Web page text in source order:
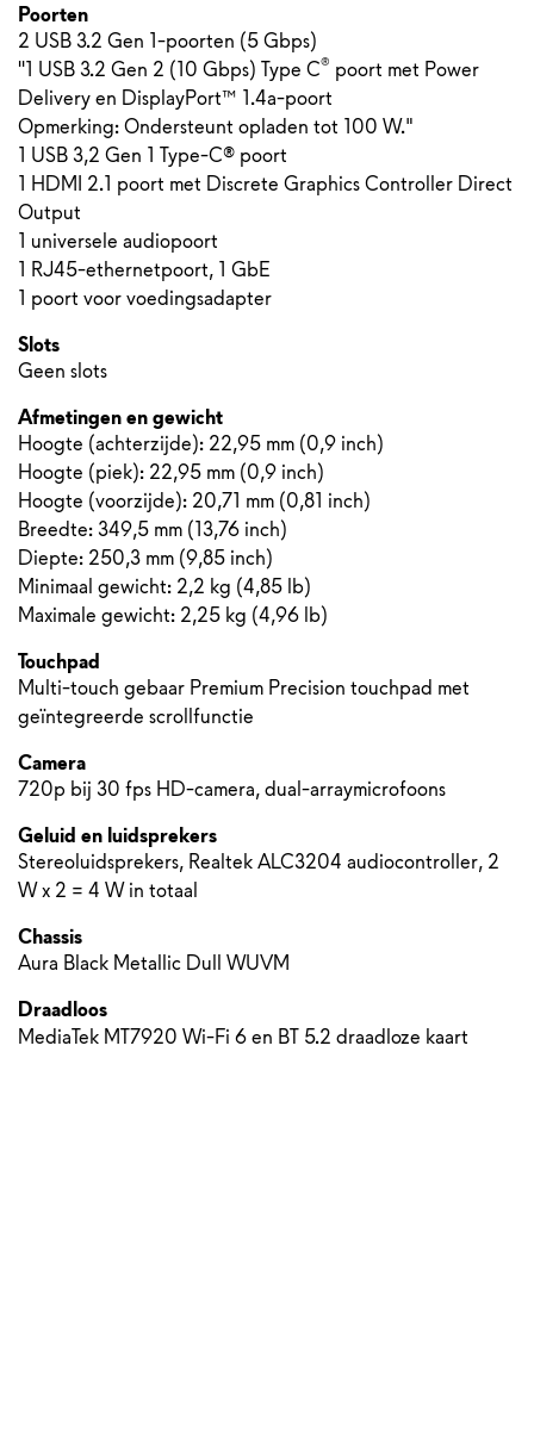
Poorten
2 USB 3.2 Gen 1-poorten (5 Gbps)
''1 USB 3.2 Gen 2 (10 Gbps) Type C® poort met Power
Delivery en DisplayPort™ 1.4a-poort
Opmerking: Ondersteunt opladen tot 100 W."
1 USB 3,2 Gen 1 Type-C® poort
1 HDMI 2.1 poort met Discrete Graphics Controller Direct
Output
1 universele audiopoort
1 RJ45-ethernetpoort, 1 GbE
1 poort voor voedingsadapter
Slots
Geen slots
Afmetingen en gewicht
Hoogte (achterzijde): 22,95 mm (0,9 inch)
Hoogte (piek): 22,95 mm (0,9 inch)
Hoogte (voorzijde): 20,71 mm (0,81 inch)
Breedte: 349,5 mm (13,76 inch)
Diepte: 250,3 mm (9,85 inch)
Minimaal gewicht: 2,2 kg (4,85 lb)
Maximale gewicht: 2,25 kg (4,96 lb)
Touchpad
Multi-touch gebaar Premium Precision touchpad met
geïntegreerde scrollfunctie
Camera
720p bij 30 fps HD-camera, dual-arraymicrofoons
Geluid en luidsprekers
Stereoluidsprekers, Realtek ALC3204 audiocontroller, 2
W x 2 = 4 W in totaal
Chassis
Aura Black Metallic Dull WUVM
Draadloos
MediaTek MT7920 Wi-Fi 6 en BT 5.2 draadloze kaart